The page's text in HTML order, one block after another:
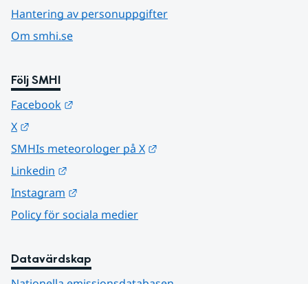
Hantering av personuppgifter
Om smhi.se
Följ SMHI
Facebook
X
SMHIs meteorologer på X
Linkedin
Instagram
Policy för sociala medier
Datavärdskap